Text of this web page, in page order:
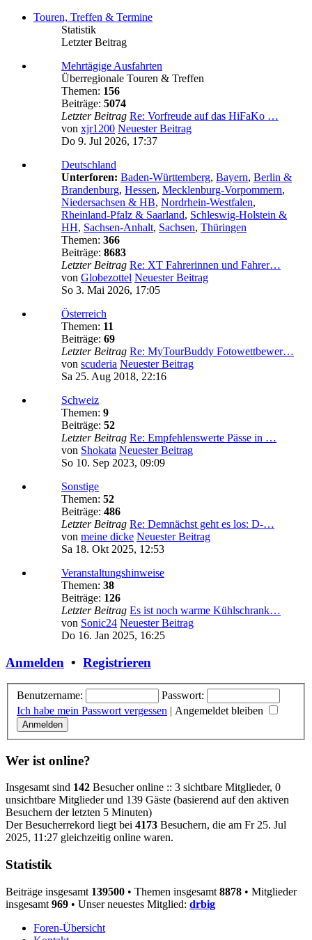
Touren, Treffen & Termine
Statistik
Letzter Beitrag
Mehrtägige Ausfahrten
Überregionale Touren & Treffen
Themen: 156
Beiträge: 5074
Letzter Beitrag Re: Vorfreude auf das HiFaKo …
von xjr1200 Neuester Beitrag
Do 9. Jul 2026, 17:37
Deutschland
Unterforen: Baden-Württemberg, Bayern, Berlin &
Brandenburg, Hessen, Mecklenburg-Vorpommern,
Niedersachsen & HB, Nordrhein-Westfalen,
Rheinland-Pfalz & Saarland, Schleswig-Holstein &
HH, Sachsen-Anhalt, Sachsen, Thüringen
Themen: 366
Beiträge: 8683
Letzter Beitrag Re: XT Fahrerinnen und Fahrer…
von Globezottel Neuester Beitrag
So 3. Mai 2026, 17:05
Österreich
Themen: 11
Beiträge: 69
Letzter Beitrag Re: MyTourBuddy Fotowettbewer…
von scuderia Neuester Beitrag
Sa 25. Aug 2018, 22:16
Schweiz
Themen: 9
Beiträge: 52
Letzter Beitrag Re: Empfehlenswerte Pässe in …
von Shokata Neuester Beitrag
So 10. Sep 2023, 09:09
Sonstige
Themen: 52
Beiträge: 486
Letzter Beitrag Re: Demnächst geht es los: D-…
von meine dicke Neuester Beitrag
Sa 18. Okt 2025, 12:53
Veranstaltungshinweise
Themen: 38
Beiträge: 126
Letzter Beitrag Es ist noch warme Kühlschrank…
von Sonic24 Neuester Beitrag
Do 16. Jan 2025, 16:25
Anmelden • Registrieren
Benutzername:
Passwort:
Ich habe mein Passwort vergessen | Angemeldet bleiben
Wer ist online?
Insgesamt sind 142 Besucher online :: 3 sichtbare Mitglieder, 0
unsichtbare Mitglieder und 139 Gäste (basierend auf den aktiven
Besuchern der letzten 5 Minuten)
Der Besucherrekord liegt bei 4173 Besuchern, die am Fr 25. Jul
2025, 11:27 gleichzeitig online waren.
Statistik
Beiträge insgesamt 139500 • Themen insgesamt 8878 • Mitglieder
insgesamt 969 • Unser neuestes Mitglied: drbig
Foren-Übersicht